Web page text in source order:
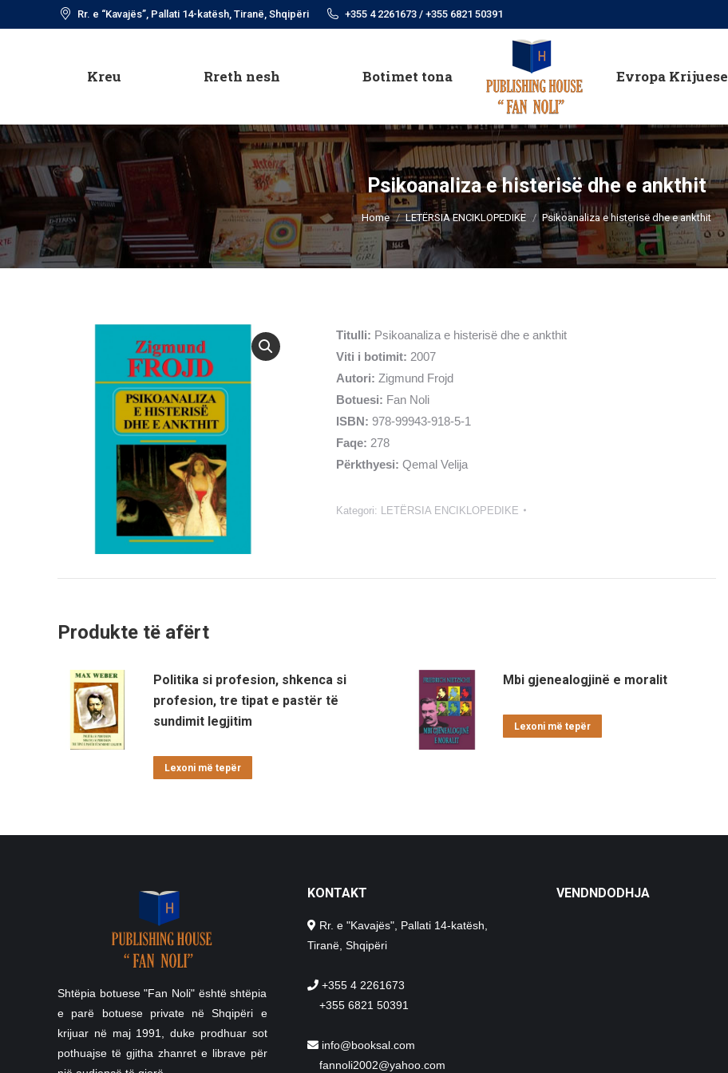
Rr. e “Kavajës”, Pallati 14-katësh, Tiranë, Shqipëri +355 4 2261673 / +355 6821 50391
Kreu Rreth nesh Botimet tona Evropa Krijuese
Psikoanaliza e histerisë dhe e ankthit
You are here:
Home LETËRSIA ENCIKLOPEDIKE Psikoanaliza e histerisë dhe e ankthit
Titulli: Psikoanaliza e histerisë dhe e ankthit
Viti i botimit: 2007
Autori: Zigmund Frojd
Botuesi: Fan Noli
ISBN: 978-99943-918-5-1
Faqe: 278
Përkthyesi: Qemal Velija
Kategori: LETËRSIA ENCIKLOPEDIKE
Produkte të afërt
Politika si profesion, shkenca si
profesion, tre tipat e pastër të
sundimit legjitim
Lexoni më tepër
Mbi gjenealogjinë e moralit
Lexoni më tepër
Shtëpia botuese "Fan Noli" është shtëpia
e parë botuese private në Shqipëri e
krijuar në maj 1991, duke prodhuar sot
pothuajse të gjitha zhanret e librave për
KONTAKT
Rr. e "Kavajës", Pallati 14-katësh,
Tiranë, Shqipëri
+355 4 2261673
+355 6821 50391
info@booksal.com
fannoli2002@yahoo.com
VENDNDODHJA